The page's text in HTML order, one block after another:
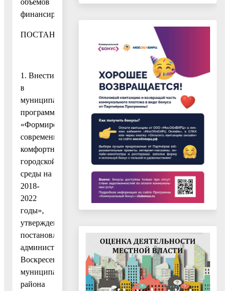
финансирования
ПОСТАНОВЛЯЮ:
1. Внести
в
муниципальную
программу
«Формирование
современной
комфортной
городской
среды на
2018-
2022
годы»,
утвержденную
постановлением
администрации
Воскресенского
муниципального
района